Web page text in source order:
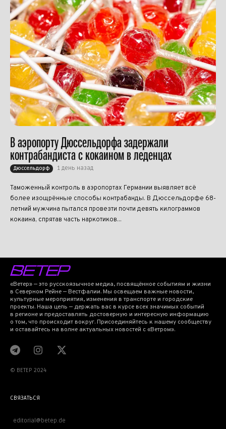
В аэропорту Дюссельдорфа задержали
контрабандиста с кокаином в леденцах
Дюссельдорф 1 день назад
Таможенный контроль в аэропортах Германии выявляет всё
более изощрённые способы контрабанды. В Дюссельдорфе 68-
летний мужчина пытался провезти почти девять килограммов
кокаина, спрятав часть наркотиков...
«Ветер» — это русскоязычное медиа, посвящённое событиям и жизни
в Северном Рейне — Вестфалии. Мы освещаем важные новости,
культурные мероприятия, изменения в транспорте и городские
проекты. Наша цель — держать вас в курсе всех значимых событий
в регионе и предоставлять достоверную и интересную информацию
о том, что происходит вокруг. Присоединяйтесь к нашему сообществу
и оставайтесь на волне актуальных новостей с «Ветром».
© BETEP 2024
СВЯЗАТЬСЯ
editorial@betep.de